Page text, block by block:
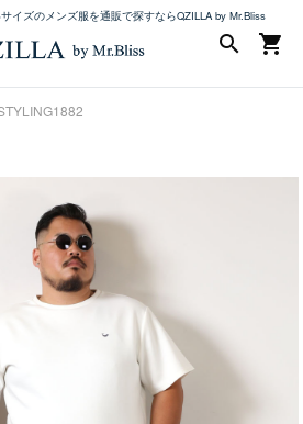
イズのメンズ服を通販で探すならQZILLA by Mr.Bliss
shopping_cart
search